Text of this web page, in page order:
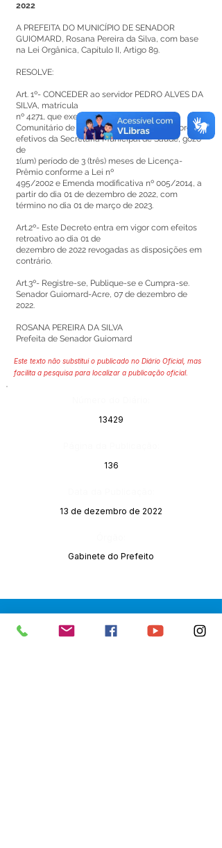
2022
A PREFEITA DO MUNICÍPIO DE SENADOR
GUIOMARD, Rosana Pereira da Silva, com base
na Lei Orgânica, Capítulo II, Artigo 89.
RESOLVE:
Art. 1º- CONCEDER ao servidor PEDRO ALVES DA
SILVA, matrícula
nº 4271, que exerce função de Agente
Comunitário de Saúde do quadro de servidores
efetivos da Secretaria Municipal de Saúde, gozo
de
1(um) período de 3 (três) meses de Licença-
Prêmio conforme a Lei nº
495/2002 e Emenda modificativa nº 005/2014, a
partir do dia 01 de dezembro de 2022, com
término no dia 01 de março de 2023.
Art.2º- Este Decreto entra em vigor com efeitos
retroativo ao dia 01 de
dezembro de 2022 revogadas as disposições em
contrário.
Art.3º- Registre-se, Publique-se e Cumpra-se.
Senador Guiomard-Acre, 07 de dezembro de
2022.
ROSANA PEREIRA DA SILVA
Prefeita de Senador Guiomard
Este texto não substitui o publicado no Diário Oficial, mas
facilita a pesquisa para localizar a publicação oficial.
13429
136
13 de dezembro de 2022
Gabinete do Prefeito